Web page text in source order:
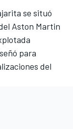
se situó
Aston Martin
para
del